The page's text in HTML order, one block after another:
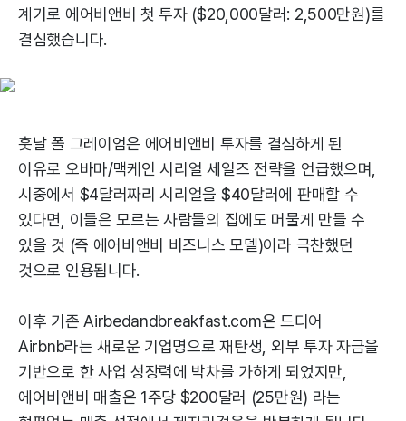
계기로 에어비앤비 첫 투자 ($20,000달러: 2,500만원)를
결심했습니다.
훗날 폴 그레이엄은 에어비앤비 투자를 결심하게 된
이유로 오바마/맥케인 시리얼 세일즈 전략을 언급했으며,
시중에서 $4달러짜리 시리얼을 $40달러에 판매할 수
있다면, 이들은 모르는 사람들의 집에도 머물게 만들 수
있을 것 (즉 에어비앤비 비즈니스 모델)이라 극찬했던
것으로 인용됩니다.
이후 기존 Airbedandbreakfast.com은 드디어
Airbnb라는 새로운 기업명으로 재탄생, 외부 투자 자금을
기반으로 한 사업 성장력에 박차를 가하게 되었지만,
에어비앤비 매출은 1주당 $200달러 (25만원) 라는